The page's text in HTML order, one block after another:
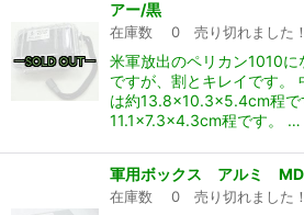
アー/黒
在庫数 0 売り切れました
米軍放出のペリカン1010
ですが、割とキレイです。
は約13.8×10.3×5.4cm程で
11.1×7.3×4.3cm程です。 …
軍用ボックス アルミ
在庫数 0 売り切れました